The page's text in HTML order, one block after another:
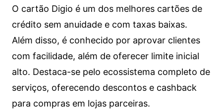
O cartão Digio é um dos melhores cartões de
crédito sem anuidade e com taxas baixas.
Além disso, é conhecido por aprovar clientes
com facilidade, além de oferecer limite inicial
alto. Destaca-se pelo ecossistema completo de
serviços, oferecendo descontos e cashback
para compras em lojas parceiras.